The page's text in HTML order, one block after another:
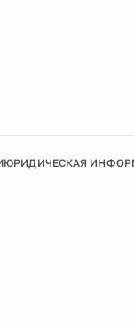
ЮРИДИЧЕСКАЯ